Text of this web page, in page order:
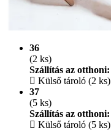
36
(2 ks)
Szállítás az otthoni:
Külső tároló (2 ks)
37
(5 ks)
Szállítás az otthoni:
Külső tároló (5 ks)